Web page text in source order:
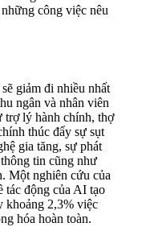
công việc nêu
giảm đi nhiều nhất
ngân và nhân viên
trợ lý hành chính, thợ
thúc đẩy sự sụt
gia tăng, sự phát
tin cũng như
Một nghiên cứu của
động của AI tạo
khoảng 2,3% việc
hóa hoàn toàn.